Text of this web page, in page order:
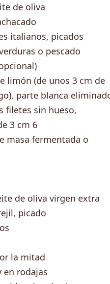
de oliva
italianos, picados
o pescado
limón (de unos 3 cm de
parte blanca
filetes sin hueso,
3 cm 6
masa fermentada o
de oliva virgen extra
picado
la mitad
rodajas